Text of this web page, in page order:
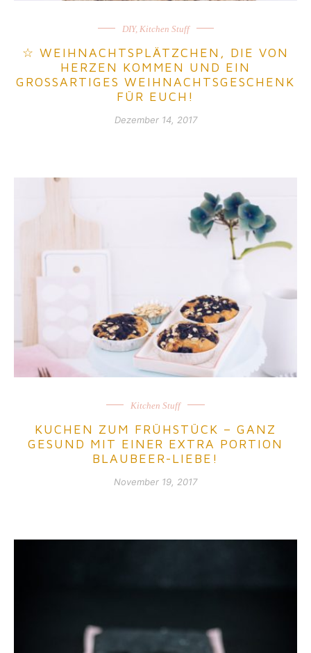
DIY, Kitchen Stuff
☆ WEIHNACHTSPLÄTZCHEN, DIE VON
HERZEN KOMMEN UND EIN
GROSSARTIGES WEIHNACHTSGESCHENK F
ÜR EUCH!
Dezember 14, 2017
Kitchen Stuff
KUCHEN ZUM FRÜHSTÜCK – GANZ
GESUND MIT EINER EXTRA PORTION
BLAUBEER-LIEBE!
November 19, 2017